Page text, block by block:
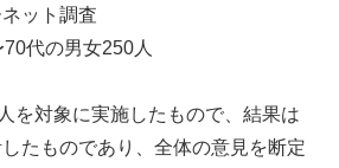
ット調査
代の男女250人
を対象に実施したもので、結果は
たものであり、全体の意見を断定